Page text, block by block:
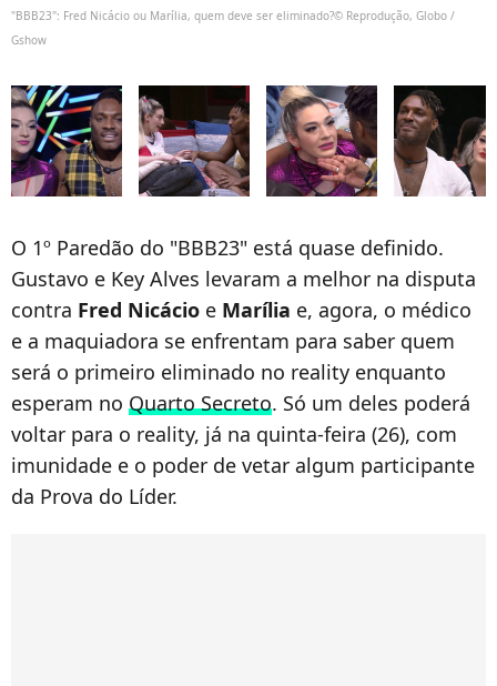
"BBB23": Fred Nicácio ou Marília, quem deve ser eliminado?© Reprodução, Globo /
Gshow
O 1º Paredão do "BBB23" está quase definido.
Gustavo e Key Alves levaram a melhor na disputa
contra Fred Nicácio e Marília e, agora, o médico
e a maquiadora se enfrentam para saber quem
será o primeiro eliminado no reality enquanto
esperam no Quarto Secreto. Só um deles poderá
voltar para o reality, já na quinta-feira (26), com
imunidade e o poder de vetar algum participante
da Prova do Líder.